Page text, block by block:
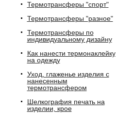
Термотрансферы "спорт"
Термотрансферы "разное"
Термотрансферы по
индивидуальному дизайну
Как нанести термонаклейку
на одежду
Уход, глаженье изделия с
нанесенным
термотрансфером
Шелкография печать на
изделии, крое